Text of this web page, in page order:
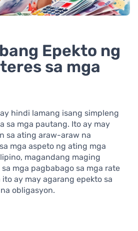
Epekto ng
sa mga
ay hindi lamang isang simpleng
sa mga pautang. Ito ay may
sa ating araw-araw na
mga aspeto ng ating mga
magandang maging
mga pagbabago sa mga rate
ay may agarang epekto sa
obligasyon.